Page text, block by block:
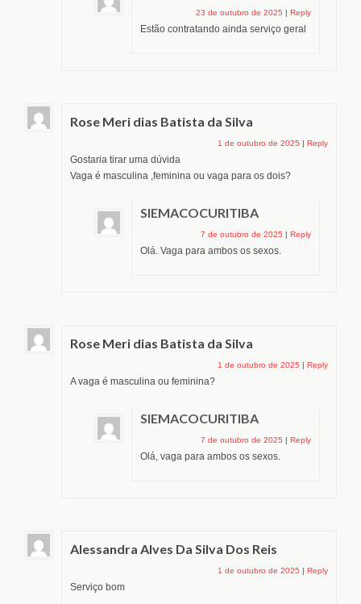
23 de outubro de 2025 | Reply
Estão contratando ainda serviço geral
Rose Meri dias Batista da Silva
1 de outubro de 2025 | Reply
Gostaria tirar uma dúvida
Vaga é masculina ,feminina ou vaga para os dois?
SIEMACOCURITIBA
7 de outubro de 2025 | Reply
Olá. Vaga para ambos os sexos.
Rose Meri dias Batista da Silva
1 de outubro de 2025 | Reply
A vaga é masculina ou feminina?
SIEMACOCURITIBA
7 de outubro de 2025 | Reply
Olá, vaga para ambos os sexos.
Alessandra Alves Da Silva Dos Reis
1 de outubro de 2025 | Reply
Serviço bom